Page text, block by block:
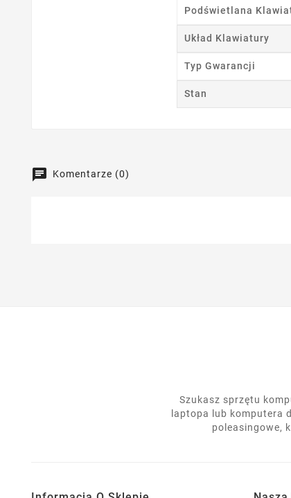
Podświetlana
Układ Klawiatury
Typ Gwarancji
Stan
Komentarze (0)
Szukasz sprzętu
laptopa lub komputera
poleasingowe,